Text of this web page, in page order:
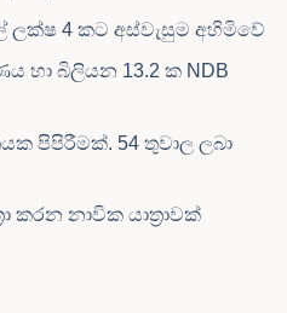
ලක්ෂ 4 කට අස්වැසුම අහිමිවේ
හා බිලියන 13.2 ක NDB
පිපිරීමක්. 54 තුවාල ලබා
කරන නාවික යාත්‍රාවක්